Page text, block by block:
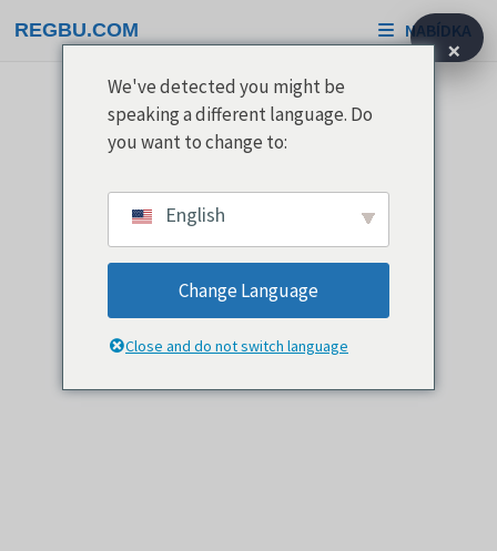
na
REGBU.COM NABÍDKA
×
We've detected you might be
speaking a different language. Do
you want to change to:
English
Change Language
Close and do not switch language